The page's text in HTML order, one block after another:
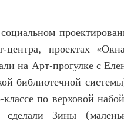
центра, проектах
на Арт-прогулке с
библиотечной
по верховой
Зины